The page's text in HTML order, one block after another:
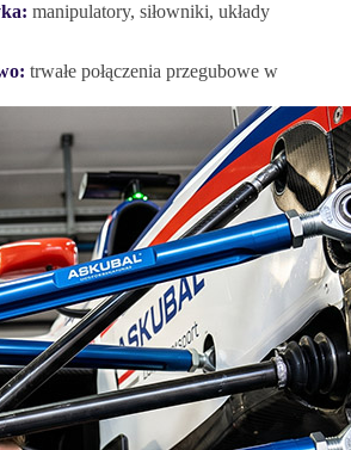
manipulatory, siłowniki, układy
trwałe połączenia przegubowe w
warunkach eksploatacyjnych
i odporność na wysokie obciążenia